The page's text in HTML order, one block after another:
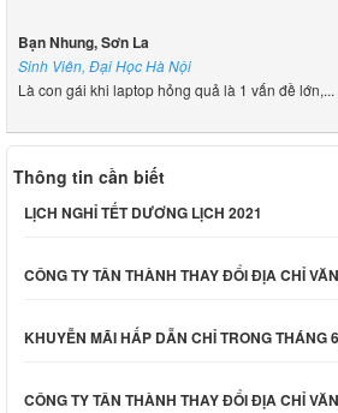
Bạn Nhung, Sơn La
Sinh Viên, Đại Học Hà Nội
Là con gái khi laptop hỏng quả là 1 vấn đề lớn,...
Thông tin cần biết
LỊCH NGHỈ TẾT DƯƠNG LỊCH 2021
CÔNG TY TÂN THÀNH THAY ĐỔI ĐỊA CHỈ
KHUYỄN MÃI HẤP DẪN CHỈ TRONG THÁNG
CÔNG TY TÂN THÀNH THAY ĐỔI ĐỊA CHỈ